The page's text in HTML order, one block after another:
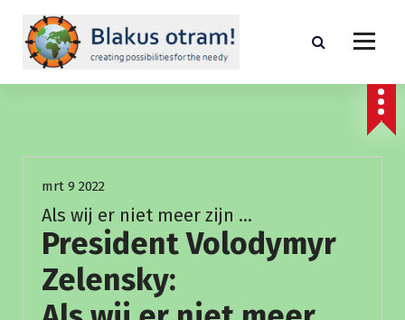
n
mrt 9 2022
Als wij er niet meer zijn …
President Volodymyr
Zelensky: